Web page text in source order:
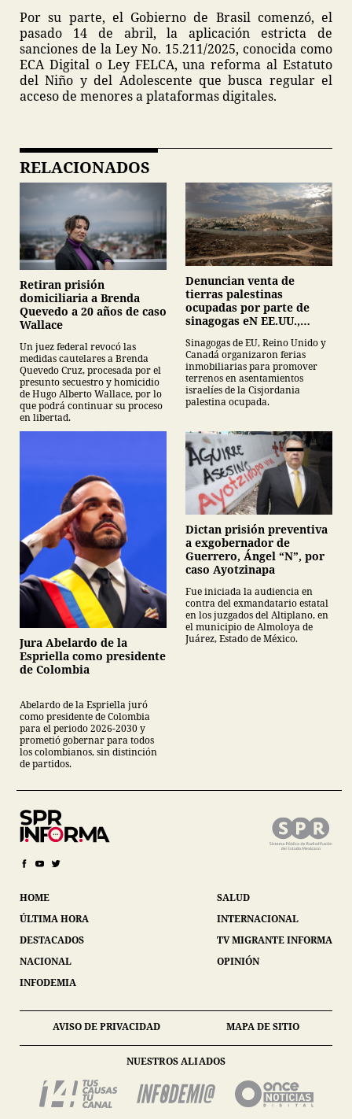
Por su parte, el Gobierno de Brasil comenzó, el
pasado 14 de abril, la aplicación estricta de
sanciones de la Ley No. 15.211/2025, conocida como
ECA Digital o Ley FELCA, una reforma al Estatuto
del Niño y del Adolescente que busca regular el
acceso de menores a plataformas digitales.
RELACIONADOS
Retiran prisión
domiciliaria a Brenda
Quevedo a 20 años de caso
Wallace
Un juez federal revocó las
medidas cautelares a Brenda
Quevedo Cruz, procesada por el
presunto secuestro y homicidio
de Hugo Alberto Wallace, por lo
que podrá continuar su proceso
en libertad.
Denuncian venta de
tierras palestinas
ocupadas por parte de
sinagogas eN EE.UU.,
Sinagogas de EU, Reino Unido y
Canadá organizaron ferias
inmobiliarias para promover
terrenos en asentamientos
israelíes de la Cisjordania
palestina ocupada.
Jura Abelardo de la
Espriella como presidente
de Colombia
Abelardo de la Espriella juró
como presidente de Colombia
para el periodo 2026-2030 y
prometió gobernar para todos
los colombianos, sin distinción
de partidos.
Dictan prisión preventiva
a exgobernador de
Guerrero, Ángel “N”, por
caso Ayotzinapa
Fue iniciada la audiencia en
contra del exmandatario estatal
en los juzgados del Altiplano, en
el municipio de Almoloya de
Juárez, Estado de México.
HOME
ÚLTIMA HORA
DESTACADOS
NACIONAL
INFODEMIA
SALUD
INTERNACIONAL
TV MIGRANTE INFORMA
OPINIÓN
AVISO DE PRIVACIDAD MAPA DE SITIO
NUESTROS ALIADOS